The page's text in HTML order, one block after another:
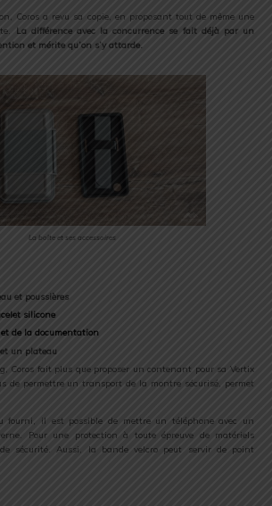
Coros a revu sa copie, en proposant tout de même une
La différence avec la concurrence se fait déjà par un
et mérite qu’on s’y attarde.
La boîte et ses accessoires
et poussières
silicone
de la documentation
un plateau
Coros fait plus que proposer un contenant pour sa Vertix
de permettre un transport de la montre sécurisé, permet
fourni, il est possible de mettre un téléphone avec un
Pour une protection à toute épreuve de matériels
sécurité. Aussi, la bande velcro peut servir de point